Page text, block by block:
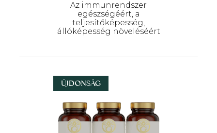
Az immunrendszer
egészségéért, a
teljesítőképesség,
állóképesség növeléséért
ÚJDONSÁG